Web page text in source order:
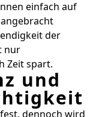
einfach auf
der
nur
Zeit spart.
und
dennoch wird